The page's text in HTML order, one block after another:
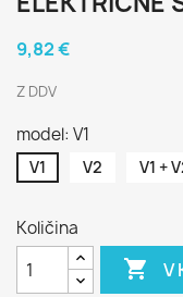
9,82 €
Z DDV
model: V1
V1 V2 V1 +
Količina
 V